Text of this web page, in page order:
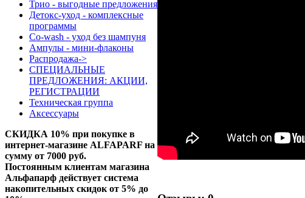
Трио - выгодные предложения
Детокс-уход - комплексные
программы
Co-wash - уход без шампуня
Ампулы - мини-флаконы
Распродажа->
СПЕЦИАЛЬНЫЕ
ПРЕДЛОЖЕНИЯ: АКЦИИ,
РЕГИСТРАЦИИ
Техническая группа
Аксессуары
СКИДКА 10% при покупке в
интернет-магазине ALFAPARF на
сумму от 7000 руб.
Постоянным клиентам магазина
Альфапарф действует система
накопительных скидок от 5% до